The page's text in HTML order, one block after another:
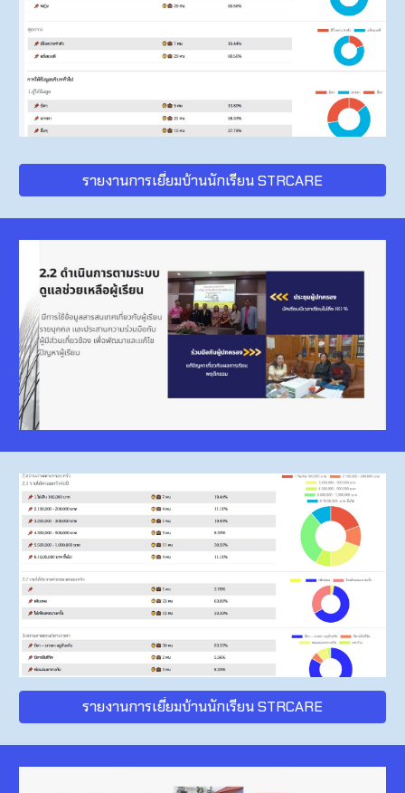
รายงานการเยี่ยมบ้านนักเรียน STRCARE
รายงานการเยี่ยมบ้านนักเรียน STRCARE